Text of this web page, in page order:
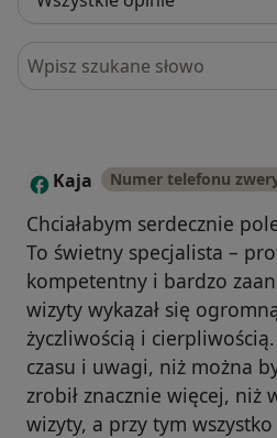
Szukaj w opiniach
K Kaja Numer telefonu
Chciałabym serdecznie
To świetny specjalista –
kompetentny i bardzo
wizyty wykazał się
życzliwością i
czasu i uwagi, niż można
zrobił znacznie więcej, niż
wizyty, a przy tym